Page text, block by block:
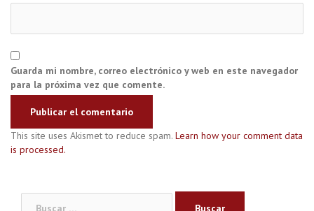
Guarda mi nombre, correo electrónico y web en este navegador
para la próxima vez que comente.
This site uses Akismet to reduce spam. Learn how your comment data
is processed.